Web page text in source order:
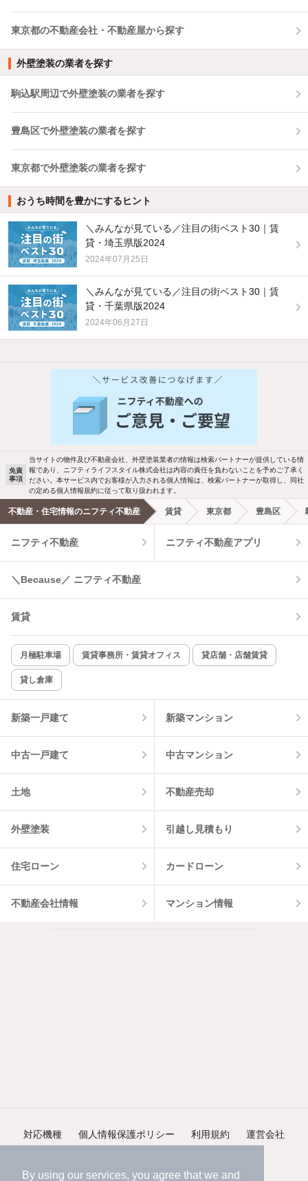
By using our services, you agree that we and
東京都の不動産会社・不動産屋から探す
外壁塗装の業者を探す
駒込駅周辺で外壁塗装の業者を探す
豊島区で外壁塗装の業者を探す
東京都で外壁塗装の業者を探す
おうち時間を豊かにするヒント
＼みんなが見ている／注目の街ベスト30｜賃
貸・埼玉県版2024
2024年07月25日
＼みんなが見ている／注目の街ベスト30｜賃
貸・千葉県版2024
2024年06月27日
免責
事項
当サイトの物件及び不動産会社、外壁塗装業者の情報は検索パートナーが提供している情
報であり、ニフティライフスタイル株式会社は内容の責任を負わないことを予めご了承く
ださい。本サービス内でお客様が入力される個人情報は、検索パートナーが取得し、同社
の定める個人情報規約に従って取り扱われます。
不動産・住宅情報のニフティ不動産 賃貸 東京都 豊島区
ニフティ不動産 ニフティ不動産アプリ
＼Because／ ニフティ不動産
賃貸
月極駐車場 賃貸事務所・賃貸オフィス 貸店舗・店舗賃貸
貸し倉庫
新築一戸建て 新築マンション
中古一戸建て 中古マンション
土地 不動産売却
外壁塗装 引越し見積もり
住宅ローン カードローン
不動産会社情報 マンション情報
対応機種 個人情報保護ポリシー 利用規約 運営会社